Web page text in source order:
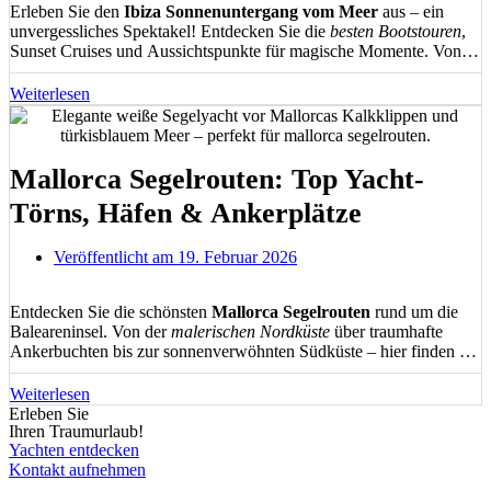
Erleben Sie den Ibiza Sonnenuntergang vom Meer aus – ein
unvergessliches Spektakel! Entdecken Sie die besten Bootstouren,
Sunset Cruises und Aussichtspunkte für magische Momente. Von
Café del Mar bis zu versteckten Buchten: Erfahren Sie alles über
perfekte Locations
den spektakulärsten Sonnenuntergang der Balearen.
Weiterlesen
Mallorca Segelrouten: Top Yacht-
Törns, Häfen & Ankerplätze
Veröffentlicht am 19. Februar 2026
Entdecken Sie die schönsten Mallorca Segelrouten rund um die
Baleareninsel. Von dermalerischen Nordküste über traumhafte
Ankerbuchten bis zur sonnenverwöhnten Südküste – hier finden Sie
detaillierte Informationen zuTörnplanung, idealen Segelrevieren,
Häfen und versteckten Buchten für unvergessliche Segelerlebnisse
im Mittelmeer.
Weiterlesen
Erleben Sie
Ihren Traumurlaub!
Yachten entdecken
Kontakt aufnehmen